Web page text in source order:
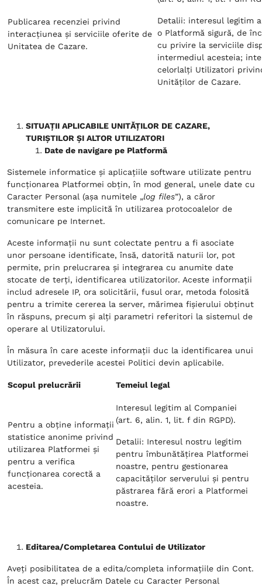
Publicarea recenziei privind
interacțiunea și serviciile oferite de
Unitatea de Cazare.
Detalii: interesul legitim
o Platformă sigură, de
cu privire la serviciile
intermediul acesteia;
celorlalți Utilizatori
Unităților de Cazare.
SITUAȚII APLICABILE UNITĂȚILOR DE CAZARE,
TURIȘTILOR ȘI ALTOR UTILIZATORI
Date de navigare pe Platformă
Sistemele informatice și aplicațiile software utilizate pentru
funcționarea Platformei obțin, în mod general, unele date cu
Caracter Personal (așa numitele „log files”), a căror
transmitere este implicită în utilizarea protocoalelor de
comunicare pe Internet.
Aceste informații nu sunt colectate pentru a fi asociate
unor persoane identificate, însă, datorită naturii lor, pot
permite, prin prelucrarea și integrarea cu anumite date
stocate de terți, identificarea utilizatorilor. Aceste informații
includ adresele IP, ora solicitării, fusul orar, metoda folosită
pentru a trimite cererea la server, mărimea fișierului obținut
în răspuns, precum și alți parametri referitori la sistemul de
operare al Utilizatorului.
În măsura în care aceste informații duc la identificarea unui
Utilizator, prevederile acestei Politici devin aplicabile.
Scopul prelucrării Temeiul legal
Pentru a obține informații
statistice anonime privind
utilizarea Platformei și
pentru a verifica
funcționarea corectă a
acesteia.
Interesul legitim al Companiei
(art. 6, alin. 1, lit. f din RGPD).
Detalii: Interesul nostru legitim
pentru îmbunătățirea Platformei
noastre, pentru gestionarea
capacităților serverului și pentru
păstrarea fără erori a Platformei
noastre.
Editarea/Completarea Contului de Utilizator
Aveți posibilitatea de a edita/completa informațiile din Cont.
În acest caz, prelucrăm Datele cu Caracter Personal